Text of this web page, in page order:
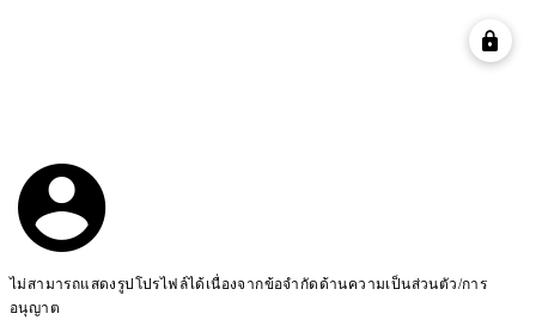
ไม่สามารถแสดงรูปโปรไฟล์ได้เนื่องจากข้อจำกัดด้านความเป็นส่วนตัว/การ
อนุญาต